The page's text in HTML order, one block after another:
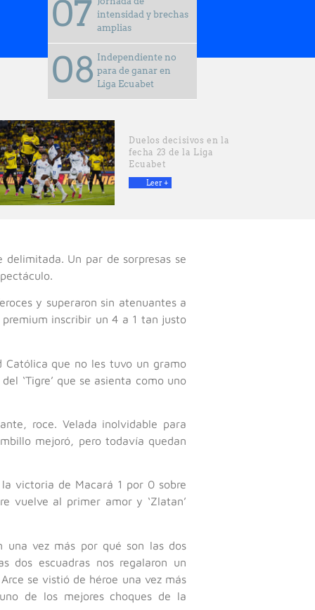
intensidad y brechas
amplias
Independiente no
para de ganar en
Liga Ecuabet
Duelos decisivos en la
fecha 23 de la Liga
Ecuabet
Leer +
Un par de sorpresas se
y superaron sin atenuantes a
inscribir un 4 a 1 tan justo
Católica que no les tuvo un gramo
‘Tigre’ que se asienta como uno
roce. Velada inolvidable para
mejoró, pero todavía quedan
victoria de Macará 1 por 0 sobre
vuelve al primer amor y ‘Zlatan’
una vez más por qué son las dos
dos escuadras nos regalaron un
se vistió de héroe una vez más
de los mejores choques de la